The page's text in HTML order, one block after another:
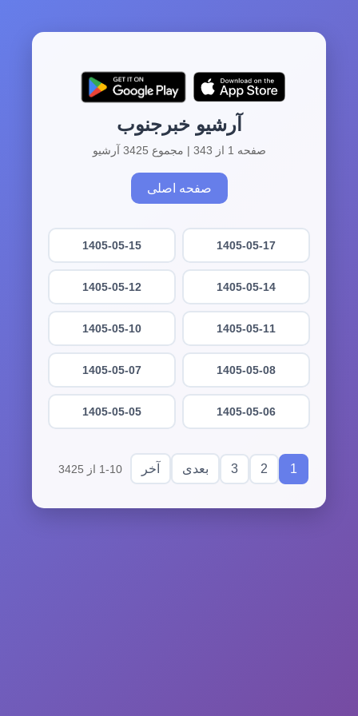
آرشیو خبرجنوب
صفحه 1 از 343 | مجموع 3425 آرشیو
صفحه اصلی
1405-05-17
1405-05-15
1405-05-14
1405-05-12
1405-05-11
1405-05-10
1405-05-08
1405-05-07
1405-05-06
1405-05-05
1
2
3 بعدی آخر 1-10 از 3425